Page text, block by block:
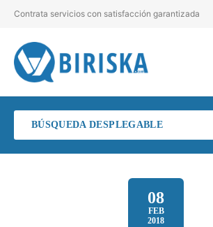
Contrata servicios con satisfacción garantizada
BÚSQUEDA DESPLEGABLE
08
FEB
2018